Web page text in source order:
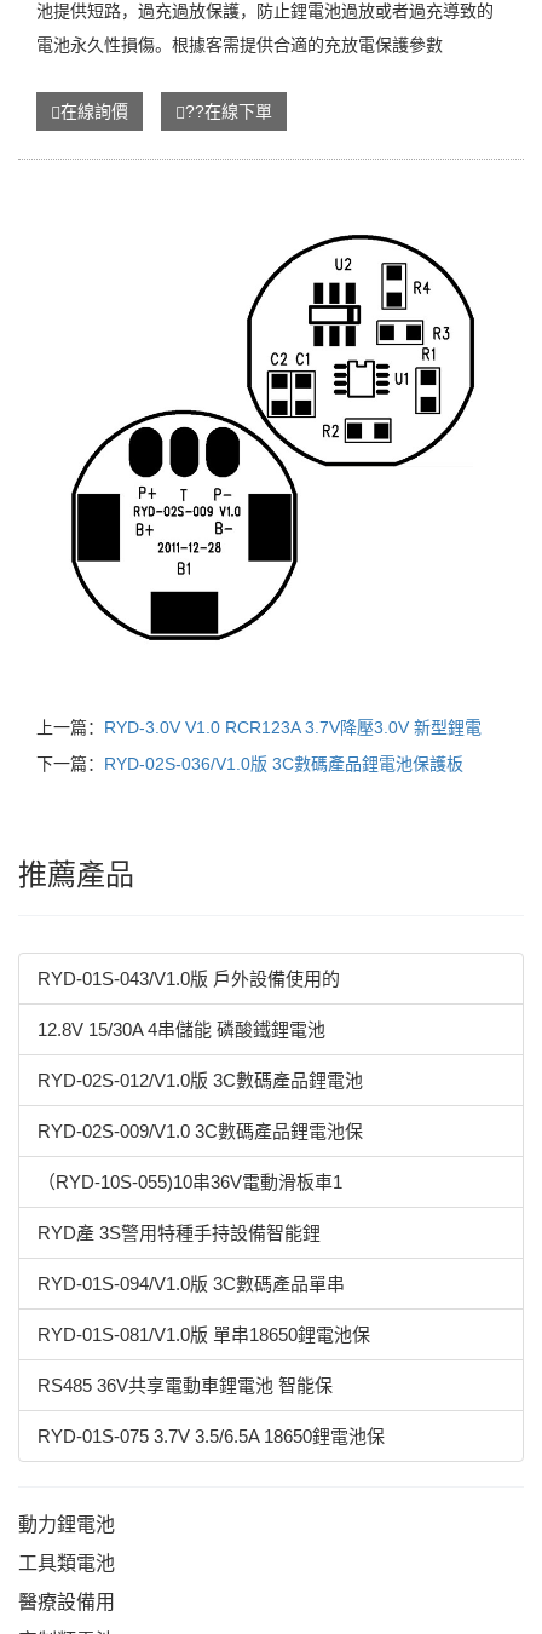
池提供短路，過充過放保護，防止鋰電池過放或者過充導致的
電池永久性損傷。根據客需提供合適的充放電保護參數
在線詢價 ??在線下單
上一篇： RYD-3.0V V1.0 RCR123A 3.7V降壓3.0V 新型鋰電
下一篇： RYD-02S-036/V1.0版 3C數碼產品鋰電池保護板
推薦產品
RYD-01S-043/V1.0版 戶外設備使用的
12.8V 15/30A 4串儲能 磷酸鐵鋰電池
RYD-02S-012/V1.0版 3C數碼產品鋰電池
RYD-02S-009/V1.0 3C數碼產品鋰電池保
（RYD-10S-055)10串36V電動滑板車1
RYD產 3S警用特種手持設備智能鋰
RYD-01S-094/V1.0版 3C數碼產品單串
RYD-01S-081/V1.0版 單串18650鋰電池保
RS485 36V共享電動車鋰電池 智能保
RYD-01S-075 3.7V 3.5/6.5A 18650鋰電池保
動力鋰電池
工具類電池
醫療設備用